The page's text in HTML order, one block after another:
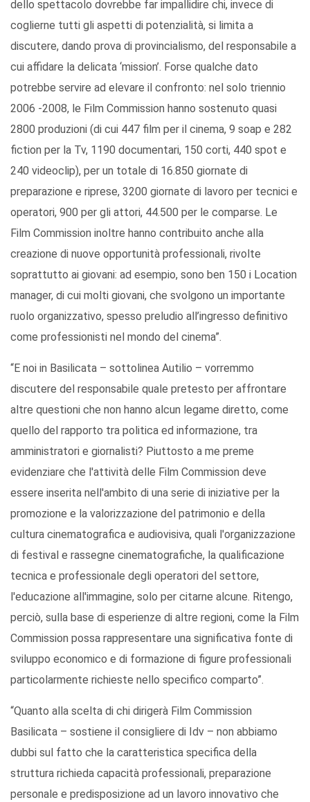
dello spettacolo dovrebbe far impallidire chi, invece di
coglierne tutti gli aspetti di potenzialità, si limita a
discutere, dando prova di provincialismo, del responsabile a
cui affidare la delicata ‘mission’. Forse qualche dato
potrebbe servire ad elevare il confronto: nel solo triennio
2006 -2008, le Film Commission hanno sostenuto quasi
2800 produzioni (di cui 447 film per il cinema, 9 soap e 282
fiction per la Tv, 1190 documentari, 150 corti, 440 spot e
240 videoclip), per un totale di 16.850 giornate di
preparazione e riprese, 3200 giornate di lavoro per tecnici e
operatori, 900 per gli attori, 44.500 per le comparse. Le
Film Commission inoltre hanno contribuito anche alla
creazione di nuove opportunità professionali, rivolte
soprattutto ai giovani: ad esempio, sono ben 150 i Location
manager, di cui molti giovani, che svolgono un importante
ruolo organizzativo, spesso preludio all’ingresso definitivo
come professionisti nel mondo del cinema”.
“E noi in Basilicata – sottolinea Autilio – vorremmo
discutere del responsabile quale pretesto per affrontare
altre questioni che non hanno alcun legame diretto, come
quello del rapporto tra politica ed informazione, tra
amministratori e giornalisti? Piuttosto a me preme
evidenziare che l'attività delle Film Commission deve
essere inserita nell'ambito di una serie di iniziative per la
promozione e la valorizzazione del patrimonio e della
cultura cinematografica e audiovisiva, quali l'organizzazione
di festival e rassegne cinematografiche, la qualificazione
tecnica e professionale degli operatori del settore,
l'educazione all'immagine, solo per citarne alcune. Ritengo,
perciò, sulla base di esperienze di altre regioni, come la Film
Commission possa rappresentare una significativa fonte di
sviluppo economico e di formazione di figure professionali
particolarmente richieste nello specifico comparto”.
“Quanto alla scelta di chi dirigerà Film Commission
Basilicata – sostiene il consigliere di Idv – non abbiamo
dubbi sul fatto che la caratteristica specifica della
struttura richieda capacità professionali, preparazione
personale e predisposizione ad un lavoro innovativo che